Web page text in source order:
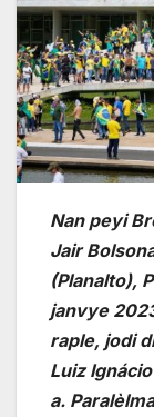
Nan peyi
Jair
(Planalto),
janvye
raple, jodi
Luiz
a.